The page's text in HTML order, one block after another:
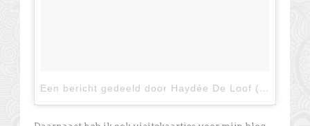
Een bericht gedeeld door Haydée De Loof (@work.in.heels)